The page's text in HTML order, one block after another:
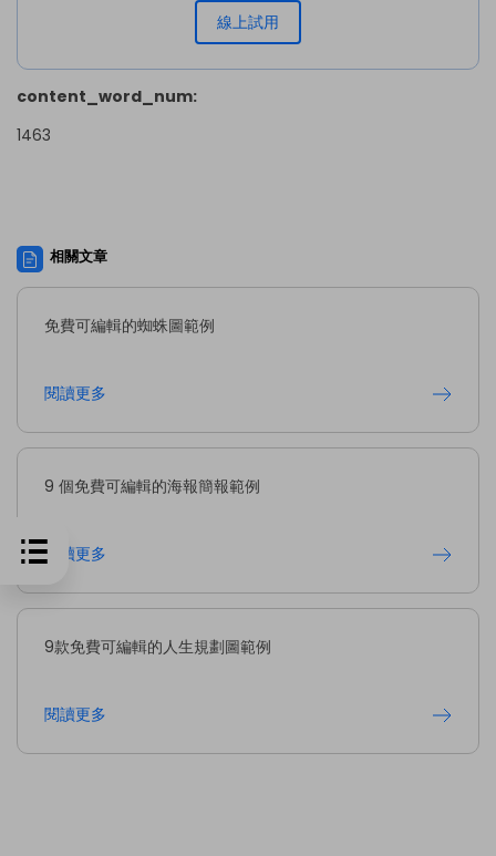
線上試用
content_word_num:
1463
相關文章
免費可編輯的蜘蛛圖範例
閱讀更多
9 個免費可編輯的海報簡報範例
閱讀更多
9款免費可編輯的人生規劃圖範例
閱讀更多